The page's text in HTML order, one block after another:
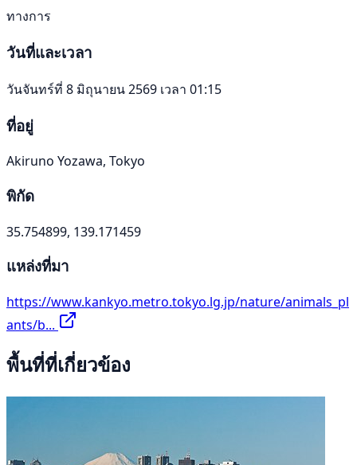
ทางการ
วันที่และเวลา
วันจันทร์ที่ 8 มิถุนายน 2569 เวลา 01:15
ที่อยู่
Akiruno Yozawa, Tokyo
พิกัด
35.754899, 139.171459
แหล่งที่มา
https://www.kankyo.metro.tokyo.lg.jp/nature/animals_pl
ants/b...
พื้นที่ที่เกี่ยวข้อง